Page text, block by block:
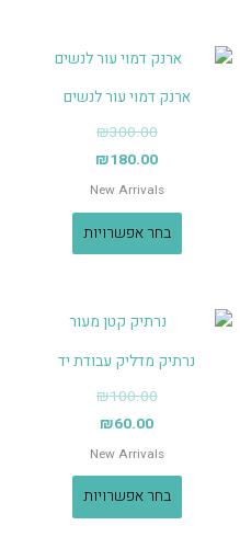
ארנק דמוי עור לנשים
₪300.00
₪180.00
New Arrivals
בחר אפשרויות
נרתיק מדליק עבודת יד
₪100.00
₪60.00
New Arrivals
בחר אפשרויות